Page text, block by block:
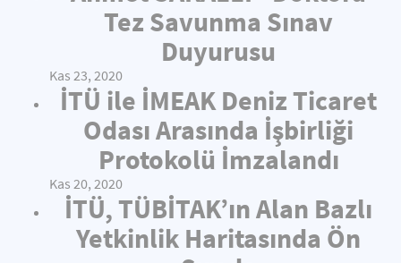
Tez Savunma Sınav
Duyurusu
Kas 23, 2020
İTÜ ile İMEAK Deniz Ticaret
Odası Arasında İşbirliği
Protokolü İmzalandı
Kas 20, 2020
İTÜ, TÜBİTAK’ın Alan Bazlı
Yetkinlik Haritasında Ön